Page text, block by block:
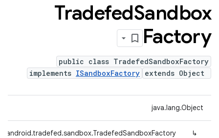
TradefedSandbox
Factory
public class TradefedSandboxFactory
extends Object
implements ISandboxFactory
java.lang.Object
↳